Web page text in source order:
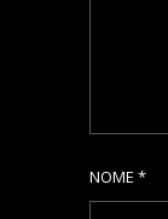
NOME *